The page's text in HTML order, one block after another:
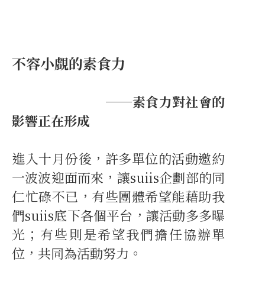
不容小覷的素食力
──素食力對社會的
影響正在形成
進入十月份後，許多單位的活動邀約
一波波迎面而來，讓suiis企劃部的同
仁忙碌不已，有些團體希望能藉助我
們suiis底下各個平台，讓活動多多曝
光；有些則是希望我們擔任協辦單
位，共同為活動努力。